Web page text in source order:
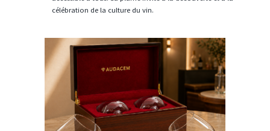
célébration de la culture du vin.